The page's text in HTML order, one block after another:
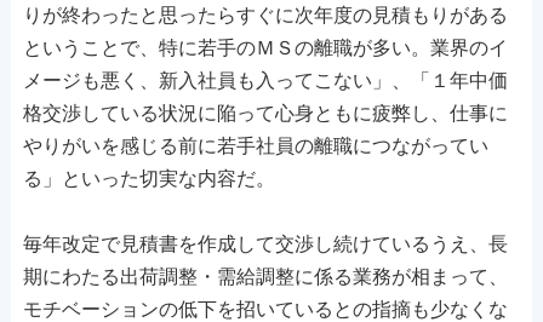
りが終わったと思ったらすぐに次年度の見積もりがある
ということで、特に若手のＭＳの離職が多い。業界のイ
メージも悪く、新入社員も入ってこない」、「１年中価
格交渉している状況に陥って心身ともに疲弊し、仕事に
やりがいを感じる前に若手社員の離職につながってい
る」といった切実な内容だ。
毎年改定で見積書を作成して交渉し続けているうえ、長
期にわたる出荷調整・需給調整に係る業務が相まって、
モチベーションの低下を招いているとの指摘も少なくな